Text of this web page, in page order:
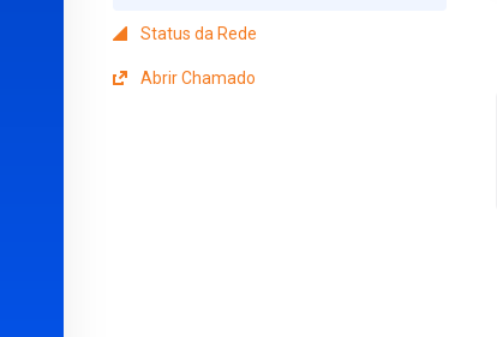
Status da Rede
Abrir Chamado